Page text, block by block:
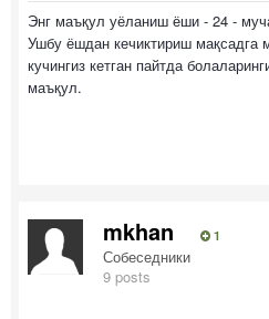
Энг маъқул уёланиш ёши - 24 -
Ушбу ёшдан кечиктириш мақсадга
кучингиз кетган пайтда
маъқул.
mkhan 1
Собеседники
9 posts